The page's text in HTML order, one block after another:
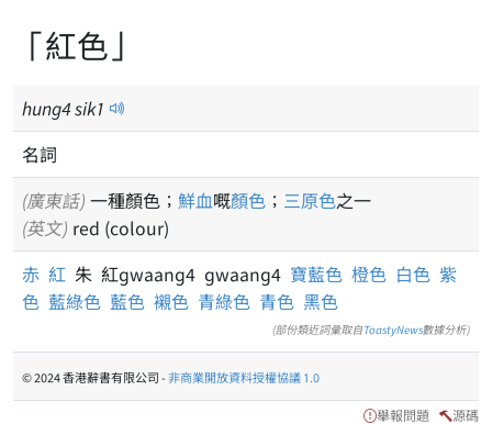
「紅色」
hung4sik1
名詞
(廣東話) 一種顏色； 鮮血嘅顏色 ； 三原色之一
(英文) red (colour)
赤 紅 朱 紅gwaang4 gwaang4 寶藍色 橙色 白色 紫
色 藍綠色 藍色 襯色 青綠色 青色 黑色
(部份類近詞彙取自ToastyNews數據分析)
© 2024 香港辭書有限公司 -非商業開放資料授權協議 1.0
舉報問題 源碼